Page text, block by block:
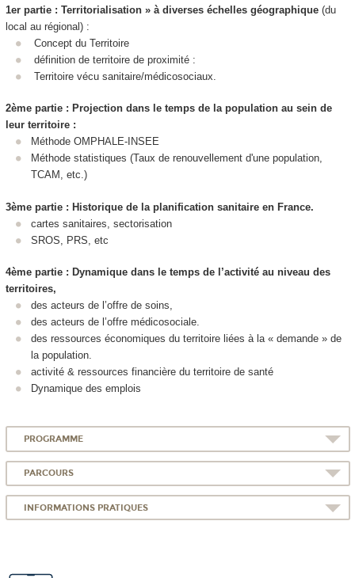
1er partie : Territorialisation » à diverses échelles géographique(du
local au régional) :
Concept du Territoire
définition de territoire de proximité :
Territoire vécu sanitaire/médicosociaux.
2ème partie : Projection dans le temps de la population au sein de
leur territoire :
Méthode OMPHALE-INSEE
Méthode statistiques (Taux de renouvellement d'une population,
TCAM, etc.)
3ème partie : Historique de la planification sanitaire en France.
cartes sanitaires, sectorisation
SROS, PRS, etc
4ème partie : Dynamique dans le temps de l’activité au niveau des
territoires,
des acteurs de l’offre de soins,
des acteurs de l’offre médicosociale.
des ressources économiques du territoire liées à la « demande » de
la population.
activité & ressources financière du territoire de santé
Dynamique des emplois
PROGRAMME
PARCOURS
INFORMATIONS PRATIQUES